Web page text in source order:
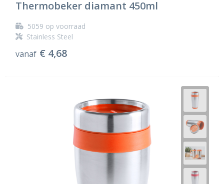
Thermobeker diamant 450ml
5059 op voorraad
Stainless Steel
vanaf € 4,68